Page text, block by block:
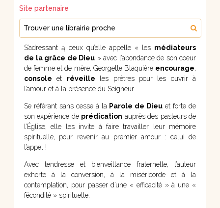
Site partenaire
Trouver une librairie proche
S’adressant ą ceux qu’elle appelle « les médiateurs
de la grâce de Dieu » avec l’abondance de son coeur
de femme et de mère, Georgette Blaquière encourage,
console et réveille les prêtres pour les ouvrir à
l’amour et à la présence du Seigneur.
Se référant sans cesse à la Parole de Dieu et forte de
son expérience de prédication auprès des pasteurs de
l’Église, elle les invite à faire travailler leur mémoire
spirituelle, pour revenir au premier amour : celui de
l’appel !
Avec tendresse et bienveillance fraternelle, l’auteur
exhorte à la conversion, à la miséricorde et à la
contemplation, pour passer d’une « efficacité » à une «
fécondité » spirituelle.